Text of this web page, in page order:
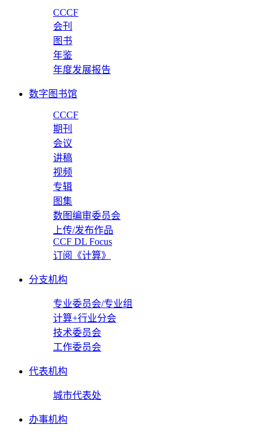
CCCF
会刊
图书
年鉴
年度发展报告
数字图书馆
CCCF
期刊
会议
讲稿
视频
专辑
图集
数图编审委员会
上传/发布作品
CCF DL Focus
订阅《计算》
分支机构
专业委员会/专业组
计算+行业分会
技术委员会
工作委员会
代表机构
城市代表处
办事机构